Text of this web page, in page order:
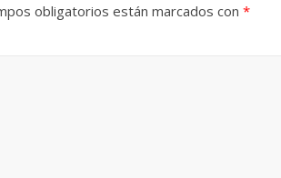
obligatorios están marcados con *